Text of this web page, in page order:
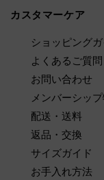
カスタマーケア
ショッピング
よくあるご質問
お問い合わせ
メンバーシッ
配送・送料
返品・交換
サイズガイド
お手入れ方法